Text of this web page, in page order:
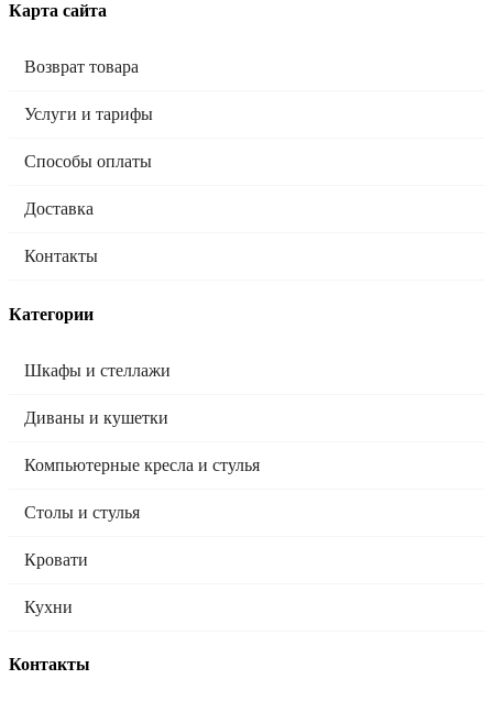
Карта сайта
Возврат товара
Услуги и тарифы
Способы оплаты
Доставка
Контакты
Категории
Шкафы и стеллажи
Диваны и кушетки
Компьютерные кресла и стулья
Столы и стулья
Кровати
Кухни
Контакты